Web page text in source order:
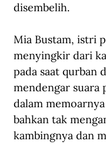
disembelih.
Mia Bustam, istri
menyingkir dari
pada saat qurban
mendengar suara
dalam memoarnya
bahkan tak
kambingnya dan